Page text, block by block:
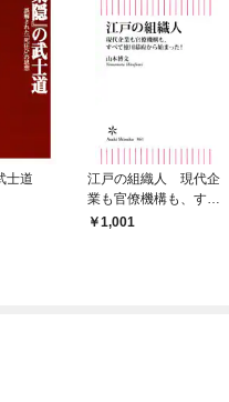
士道
江戸の組織人 現代企
業も官僚機構も、すべ
て徳川幕府から始まっ
1,001